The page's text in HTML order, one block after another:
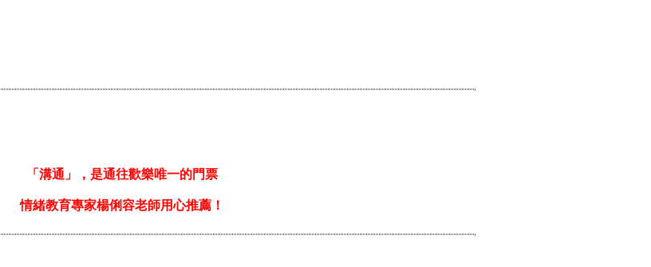
「溝通」，是通往歡樂唯一的門票
情緒教育專家楊俐容老師用心推薦！